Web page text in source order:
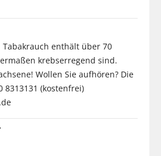
enthält über 70
krebserregend sind.
Wollen Sie aufhören? Die
8313131 (kostenfrei)